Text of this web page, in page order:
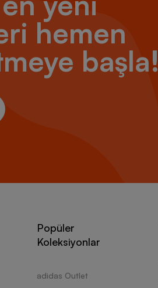
hemen
başla!
Popüler
Koleksiyonlar
adidas Outlet